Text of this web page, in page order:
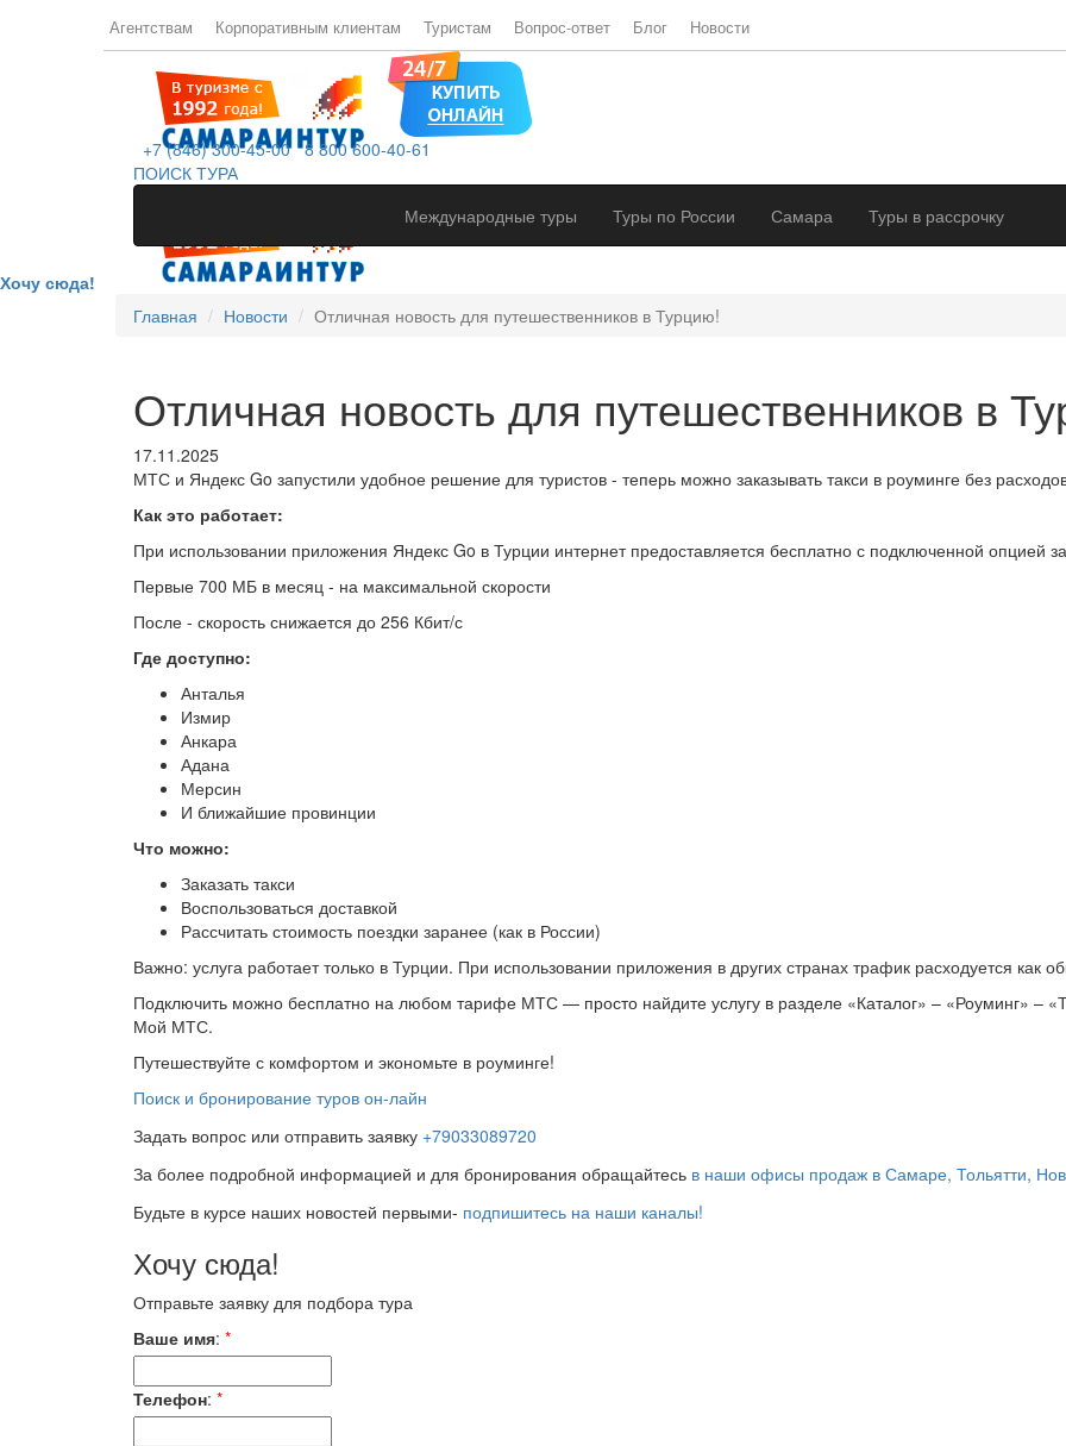
Агентствам Корпоративным клиентам Туристам Вопрос-ответ Блог Новости
+7 (846) 300-45-00 8 800 600-40-61
ПОИСК ТУРА
Международные туры
Туры по России Самара Туры в рассрочку
Хочу сюда!
Главная
Новости Отличная новость для путешественников в Турцию!
Отличная новость для путешественников в
17.11.2025
МТС и Яндекс Go запустили удобное решение для туристов - теперь можно заказывать такси в роуминге без
Как это работает:
При использовании приложения Яндекс Go в Турции интернет предоставляется бесплатно с подключенной опцией
Первые 700 МБ в месяц - на максимальной скорости
После - скорость снижается до 256 Кбит/с
Где доступно:
Анталья
Измир
Анкара
Адана
Мерсин
И ближайшие провинции
Что можно:
Заказать такси
Воспользоваться доставкой
Рассчитать стоимость поездки заранее (как в России)
Важно: услуга работает только в Турции. При использовании приложения в других странах трафик расходуется как
Подключить можно бесплатно на любом тарифе МТС — просто найдите услугу в разделе «Каталог» – «Роуминг» –
Мой МТС.
Путешествуйте с комфортом и экономьте в роуминге!
Поиск и бронирование туров он-лайн
Задать вопрос или отправить заявку +79033089720
За более подробной информацией и для бронирования обращайтесь в наши офисы продаж в Самаре, Тольятти,
Будьте в курсе наших новостей первыми- подпишитесь на наши каналы!
Хочу сюда!
Отправьте заявку для подбора тура
Ваше имя: *
Телефон: *